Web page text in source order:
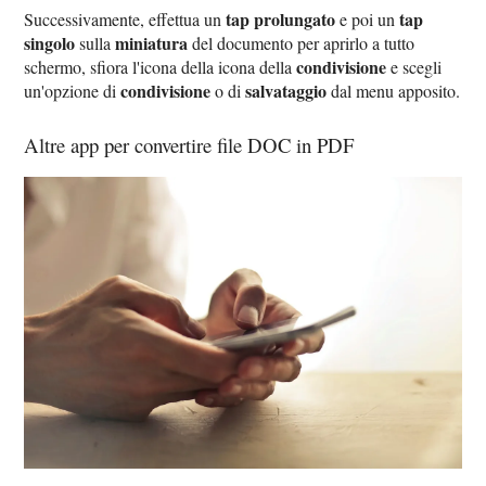
Successivamente, effettua untap prolungatoe poi untap
singolosullaminiaturadel documento per aprirlo a tutto
schermo, sfiora l'icona della icona dellacondivisionee scegli
un'opzione dicondivisioneo disalvataggiodal menu apposito.
Altre app per convertire file DOC in PDF